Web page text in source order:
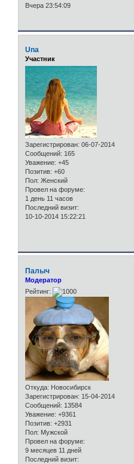
Вчера 23:54:09
Una
Участник
Зарегистрирован: 06-07-2014
Сообщений: 165
Уважение: +45
Позитив: +60
Пол: Женский
Провел на форуме:
1 день 11 часов
Последний визит:
10-10-2014 15:22:21
Палыч
Модератор
Рейтинг:
Откуда: Новосибирск
Зарегистрирован: 15-04-2014
Сообщений: 13584
Уважение: +9361
Позитив: +2931
Пол: Мужской
Провел на форуме:
9 месяцев 11 дней
Последний визит: